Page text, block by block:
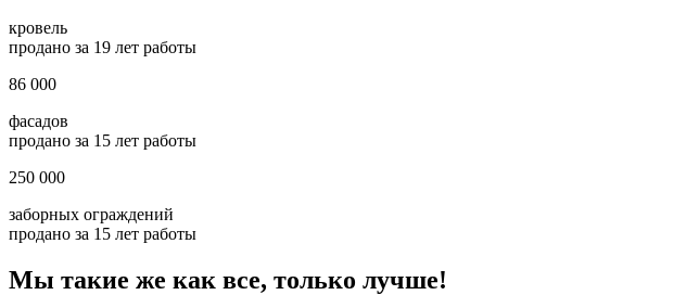
кровель
продано за 19 лет работы
86 000
фасадов
продано за 15 лет работы
250 000
заборных ограждений
продано за 15 лет работы
Мы такие же как все, только лучше!